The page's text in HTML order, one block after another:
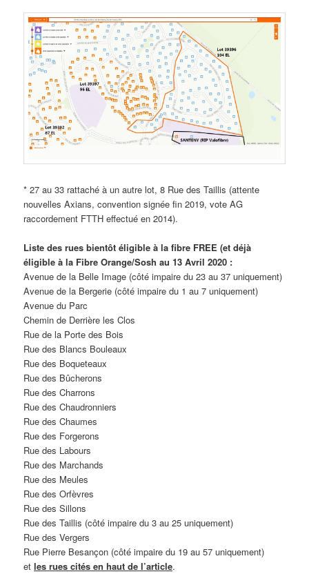
* 27 au 33 rattaché à un autre lot, 8 Rue des Taillis (attente
nouvelles Axians, convention signée fin 2019, vote AG
raccordement FTTH effectué en 2014).
Liste des rues bientôt éligible à la fibre FREE (et déjà
éligible à la Fibre Orange/Sosh au 13 Avril 2020 :
Avenue de la Belle Image (côté impaire du 23 au 37 uniquement)
Avenue de la Bergerie (côté impaire du 1 au 7 uniquement)
Avenue du Parc
Chemin de Derrière les Clos
Rue de la Porte des Bois
Rue des Blancs Bouleaux
Rue des Boqueteaux
Rue des Bûcherons
Rue des Charrons
Rue des Chaudronniers
Rue des Chaumes
Rue des Forgerons
Rue des Labours
Rue des Marchands
Rue des Meules
Rue des Orfèvres
Rue des Sillons
Rue des Taillis (côté impaire du 3 au 25 uniquement)
Rue des Vergers
Rue Pierre Besançon (côté impaire du 19 au 57 uniquement)
etles rues cités en haut de l’article.